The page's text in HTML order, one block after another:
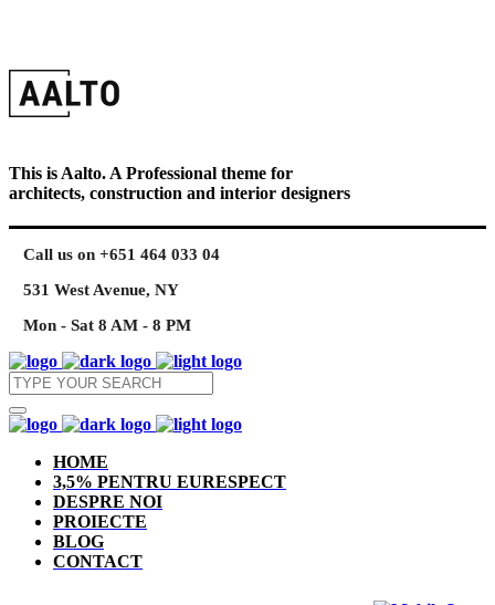
This is Aalto. A Professional theme for
architects, construction and interior designers
Call us on +651 464 033 04
531 West Avenue, NY
Mon - Sat 8 AM - 8 PM
HOME
3,5% PENTRU EURESPECT
DESPRE NOI
PROIECTE
BLOG
CONTACT